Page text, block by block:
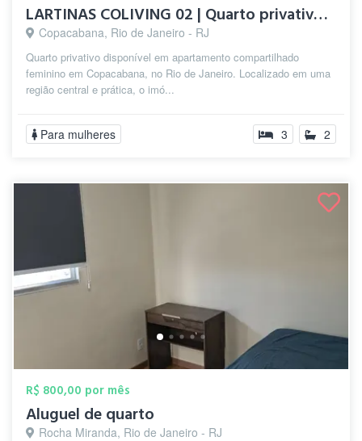
LARTINAS COLIVING 02 | Quarto privativo ...
Copacabana, Rio de Janeiro - RJ
Quarto privativo disponível em apartamento compartilhado
feminino em Copacabana, no Rio de Janeiro. Localizado em uma
região central e prática, o imó...
Para mulheres 3 2
R$ 800,00 por mês
Aluguel de quarto
Rocha Miranda, Rio de Janeiro - RJ